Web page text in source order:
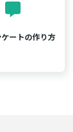
ートの作り方